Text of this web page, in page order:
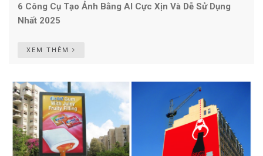
6 Công Cụ Tạo Ảnh Bằng AI Cực Xịn Và Dễ Sử Dụng
Nhất 2025
XEM THÊM